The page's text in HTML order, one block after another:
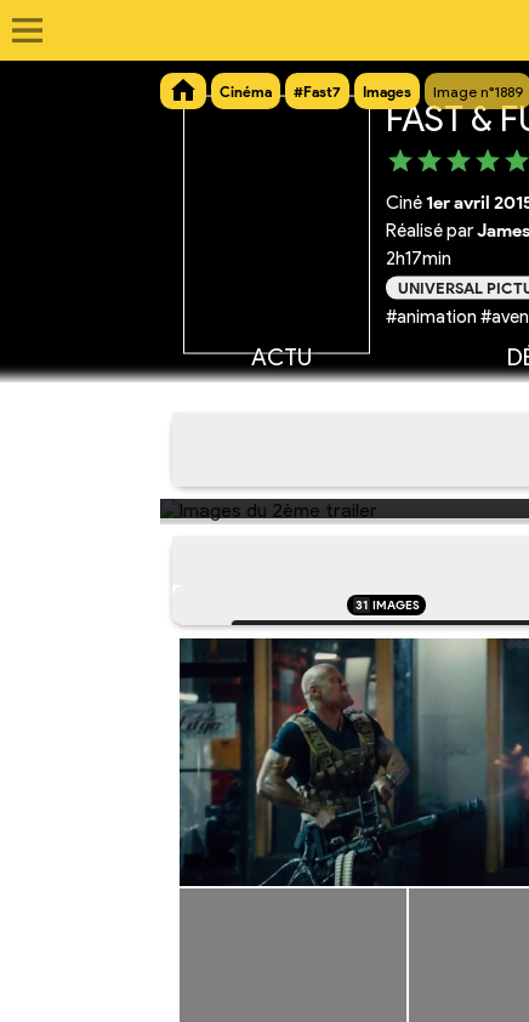
Cinéma #Fast7 Images Image n°1889
FAST &
Ciné1er avril
Réalisé par
2h17min
UNIVERSAL
#animation
ACTU
31 IMAGES